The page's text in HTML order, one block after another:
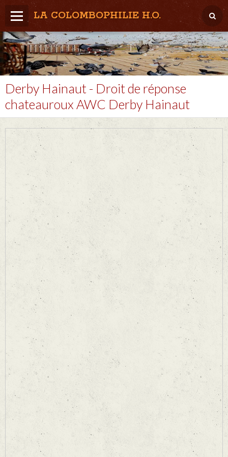
LA COLOMBOPHILIE H.O.
Home
Météo / Het weer
Lâcher / Los
Result. clubs, Provincial, (Inter)National
RFCB / KBDB
Derby Hainaut - Droit de réponse
chateauroux AWC Derby Hainaut